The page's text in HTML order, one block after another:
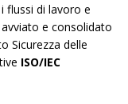
flussi di lavoro e
e consolidato
Sicurezza delle
ISO/IEC